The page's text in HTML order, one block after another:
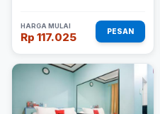
HARGA MULAI
Rp 117.025 PESAN